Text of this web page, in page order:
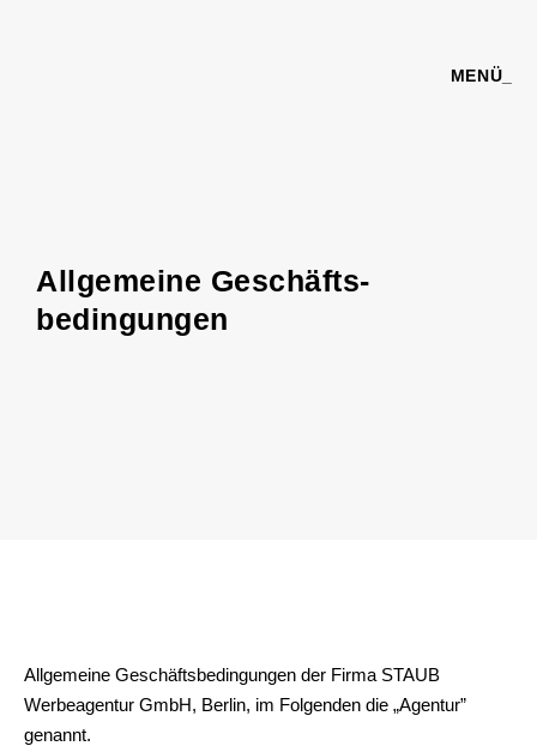
MENÜ_
Allgemeine Geschäfts­
bedingungen
Allgemeine Geschäftsbedingungen der Firma STAUB
Werbeagentur GmbH, Berlin, im Folgenden die „Agentur”
genannt.